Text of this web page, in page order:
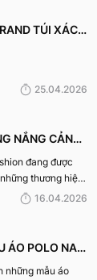
cực nhất hiện
TÚI XÁCH
25.04.2026
NẮNG CẢN
TỐT NHẤT
đang được
thương hiệu
hiện nay. Vậy
đi hết bài
16.04.2026
ÁO POLO NAM
NHẤT CỦA 5S
những mẫu áo